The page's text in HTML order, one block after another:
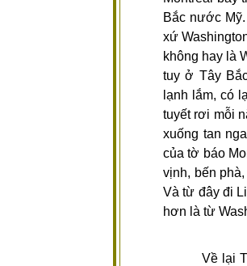
Bắc nước
xứ
không hay là
tuy ở Tây
lạnh lắm, có
tuyết rơi mỗi
xuống tan
của tờ báo
vịnh, bến
Và từ đây đi
hơn là từ
Về lại